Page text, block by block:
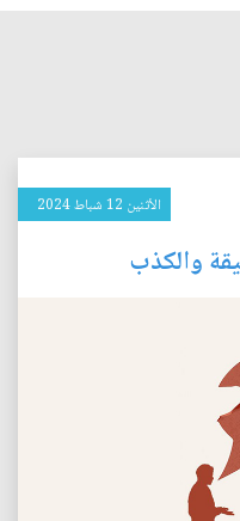
الأثنين 12 شباط 2024
والكذب